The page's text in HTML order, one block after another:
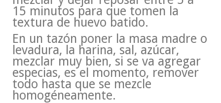
15 minutos para que tomen la
textura de huevo batido.
En un tazón poner la masa madre o
levadura, la harina, sal, azúcar,
mezclar muy bien, si se va agregar
especias, es el momento, remover
todo hasta que se mezcle
homogéneamente.